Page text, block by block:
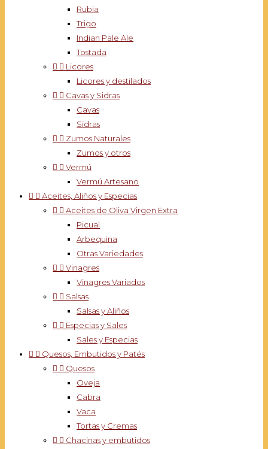
Rubia
Trigo
Indian Pale Ale
Tostada
  Licores
Licores y destilados
  Cavas y Sidras
Cavas
Sidras
  Zumos Naturales
Zumos y otros
  Vermú
Vermú Artesano
  Aceites, Aliños y Especias
  Aceites de Oliva Virgen Extra
Picual
Arbequina
Otras Variedades
  Vinagres
Vinagres Variados
  Salsas
Salsas y Aliños
  Especias y Sales
Sales y Especias
  Quesos, Embutidos y Patés
  Quesos
Oveja
Cabra
Vaca
Tortas y Cremas
  Chacinas y embutidos